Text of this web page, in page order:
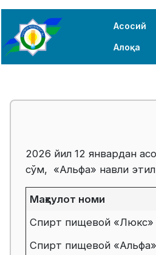
Асосий
Алоқа
2026 йил 12 январдан
сўм, «Альфа» навли
Маҳсулот номи
Спирт пищевой «Люкс»
Спирт пищевой «Альфа»